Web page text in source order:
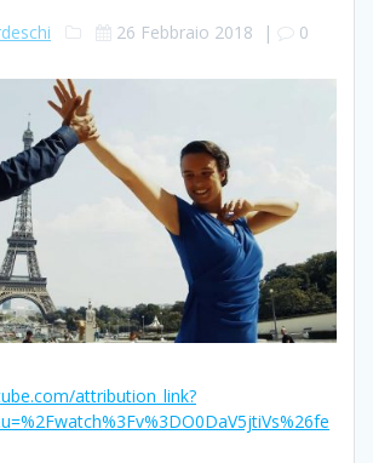
26 Febbraio 2018 | 0
attribution_link?